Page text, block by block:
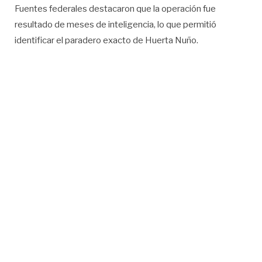
Fuentes federales destacaron que la operación fue
resultado de meses de inteligencia, lo que permitió
identificar el paradero exacto de Huerta Nuño.